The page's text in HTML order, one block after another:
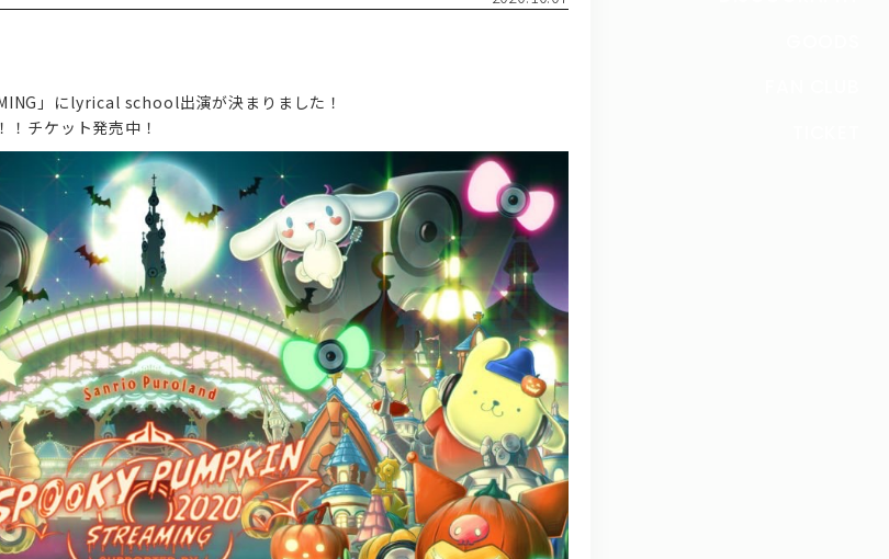
」にlyrical school出演が決まりました！
チケット発売中！